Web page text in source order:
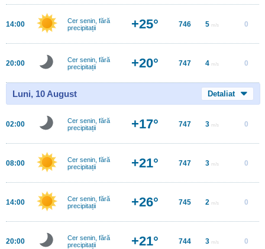
14:00
Cer senin, fără
precipitații
+25° 746 5 m/s 0
20:00
Cer senin, fără
precipitații
+20° 747 4 m/s 0
Luni, 10 August Detaliat
02:00
Cer senin, fără
precipitații
+17° 747 3 m/s 0
08:00
Cer senin, fără
precipitații
+21° 747 3 m/s 0
14:00
Cer senin, fără
precipitații
+26° 745 2 m/s 0
20:00
Cer senin, fără
precipitații
+21° 744 3 m/s 0